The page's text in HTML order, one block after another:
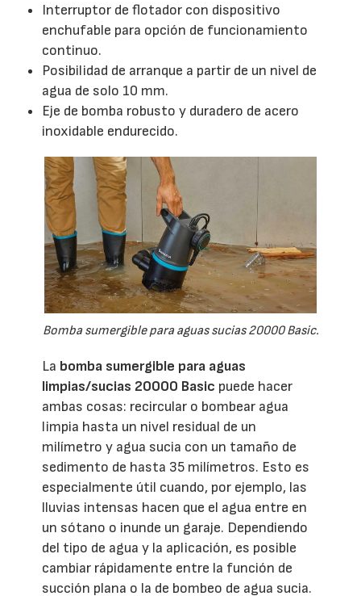
Interruptor de flotador con dispositivo
enchufable para opción de funcionamiento
continuo.
Posibilidad de arranque a partir de un nivel de
agua de solo 10 mm.
Eje de bomba robusto y duradero de acero
inoxidable endurecido.
Bomba sumergible para aguas sucias 20000 Basic.
La bomba sumergible para aguas
limpias/sucias 20000 Basic puede hacer
ambas cosas: recircular o bombear agua
limpia hasta un nivel residual de un
milímetro y agua sucia con un tamaño de
sedimento de hasta 35 milímetros. Esto es
especialmente útil cuando, por ejemplo, las
lluvias intensas hacen que el agua entre en
un sótano o inunde un garaje. Dependiendo
del tipo de agua y la aplicación, es posible
cambiar rápidamente entre la función de
succión plana o la de bombeo de agua sucia.